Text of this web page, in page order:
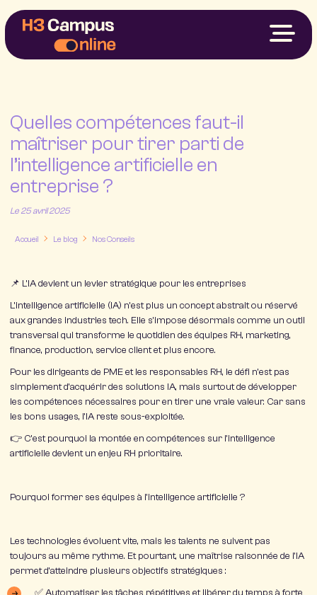
Nos Formations
Votre Projet
My H3
Nous contacter
Quelles compétences faut-il
maîtriser pour tirer parti de
l’intelligence artificielle en
entreprise ?
Le 25 avril 2025
Accueil Le blog Nos Conseils
📌 L’IA devient un levier stratégique pour les entreprises
L’intelligence artificielle (IA) n’est plus un concept abstrait ou réservé
aux grandes industries tech. Elle s’impose désormais comme un outil
transversal qui transforme le quotidien des équipes RH, marketing,
finance, production, service clientet plus encore.
Pour les dirigeants de PME et les responsables RH, le défi n’est pas
simplement d’acquérir des solutions IA, mais surtout de développer
les compétences nécessaires pour en tirer une vraie valeur. Car sans
les bons usages, l’IA reste sous-exploitée.
👉 C’est pourquoi la montée en compétences sur l’intelligence
artificielle devient un enjeu RH prioritaire.
Pourquoi former ses équipes à l’intelligence artificielle ?
Les technologies évoluent vite, mais les talents ne suivent pas
toujours au même rythme. Et pourtant, une maîtrise raisonnée de l’IA
permet d’atteindre plusieurs objectifs stratégiques :